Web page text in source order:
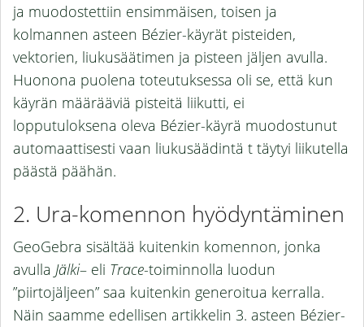
ja muodostettiin ensimmäisen, toisen ja
kolmannen asteen Bézier-käyrät pisteiden,
vektorien, liukusäätimen ja pisteen jäljen avulla.
Huonona puolena toteutuksessa oli se, että kun
käyrän määrääviä pisteitä liikutti, ei
lopputuloksena oleva Bézier-käyrä muodostunut
automaattisesti vaan liukusäädintä t täytyi liikutella
päästä päähän.
Ura-komennon hyödyntäminen
GeoGebra sisältää kuitenkin komennon, jonka
avulla Jälki– eli Trace-toiminnolla luodun
”piirtojäljeen” saa kuitenkin generoitua kerralla.
Näin saamme edellisen artikkelin 3. asteen Bézier-